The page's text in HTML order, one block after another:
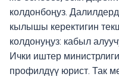
колдонбоңуз.
кылышы керектигин
колдонуңуз: кабыл
Ички иштер
профилдүү юрист. Так